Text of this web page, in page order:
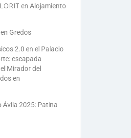
en Alojamiento
Gredos
2.0 en el Palacio
escapada
Mirador del
en
Ávila 2025: Patina